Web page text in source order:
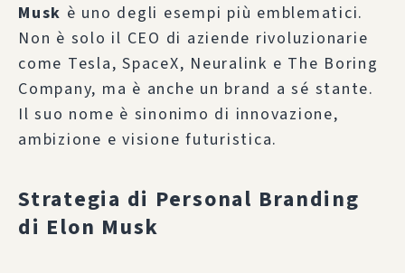
Musk è uno degli esempi più emblematici.
Non è solo il CEO di aziende rivoluzionarie
come Tesla, SpaceX, Neuralink e The Boring
Company, ma è anche un brand a sé stante.
Il suo nome è sinonimo di innovazione,
ambizione e visione futuristica.
Strategia di Personal Branding
di Elon Musk